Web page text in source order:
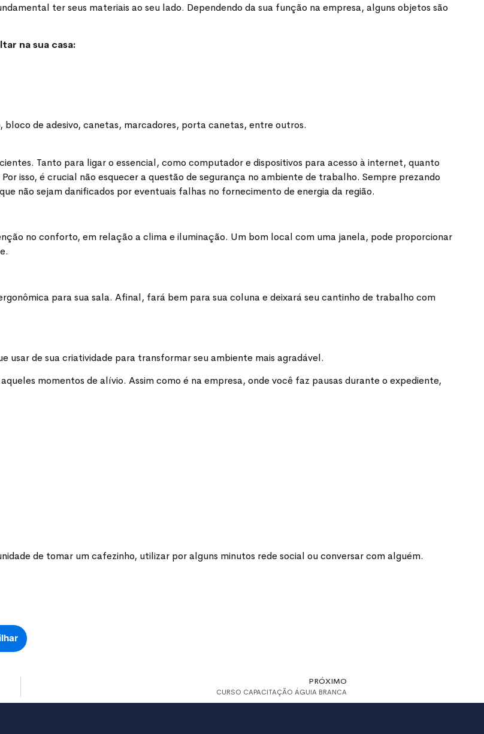
ter seus materiais ao seu lado. Dependendo da sua função na empresa, alguns objetos são
na sua casa:
de adesivo, canetas, marcadores, porta canetas, entre outros.
Tanto para ligar o essencial, como computador e dispositivos para acesso à internet, quanto
isso, é crucial não esquecer a questão de segurança no ambiente de trabalho. Sempre prezando
não sejam danificados por eventuais falhas no fornecimento de energia da região.
no conforto, em relação a clima e iluminação. Um bom local com uma janela, pode proporcionar
para sua sala. Afinal, fará bem para sua coluna e deixará seu cantinho de trabalho com
usar de sua criatividade para transformar seu ambiente mais agradável.
momentos de alívio. Assim como é na empresa, onde você faz pausas durante o expediente,
de tomar um cafezinho, utilizar por alguns minutos rede social ou conversar com alguém.
PRÓXIMO
CURSO CAPACITAÇÃO ÁGUIA BRANCA